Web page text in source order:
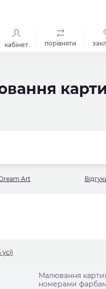
кабінет порівняти
Art
Малювання
номерами